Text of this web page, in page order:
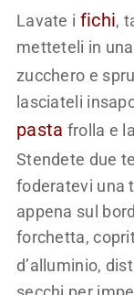
Lavate i fichi,
metteteli in
zucchero e
lasciateli
pasta frolla e
Stendete due
foderatevi una
appena sul
forchetta,
d’alluminio,